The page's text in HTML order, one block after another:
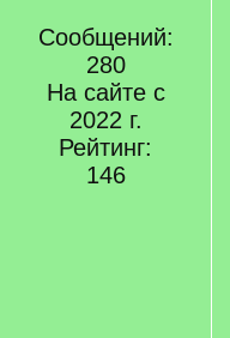
Сообщений:
280
На сайте с
2022 г.
Рейтинг:
146